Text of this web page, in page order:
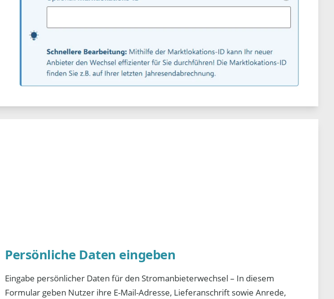
Persönliche Daten eingeben
Eingabe persönlicher Daten für den Stromanbieterwechsel – In diesem
Formular geben Nutzer ihre E-Mail-Adresse, Lieferanschrift sowie Anrede,